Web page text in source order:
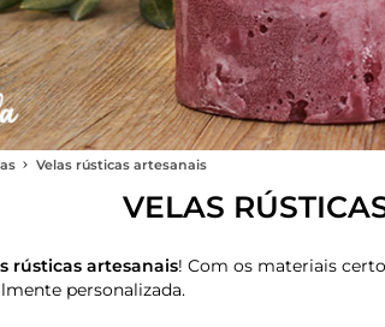
Velas rústicas artesanais
VELAS
rústicas artesanais! Com os materiais
personalizada.